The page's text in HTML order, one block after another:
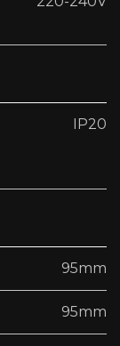
IP20
95mm
95mm